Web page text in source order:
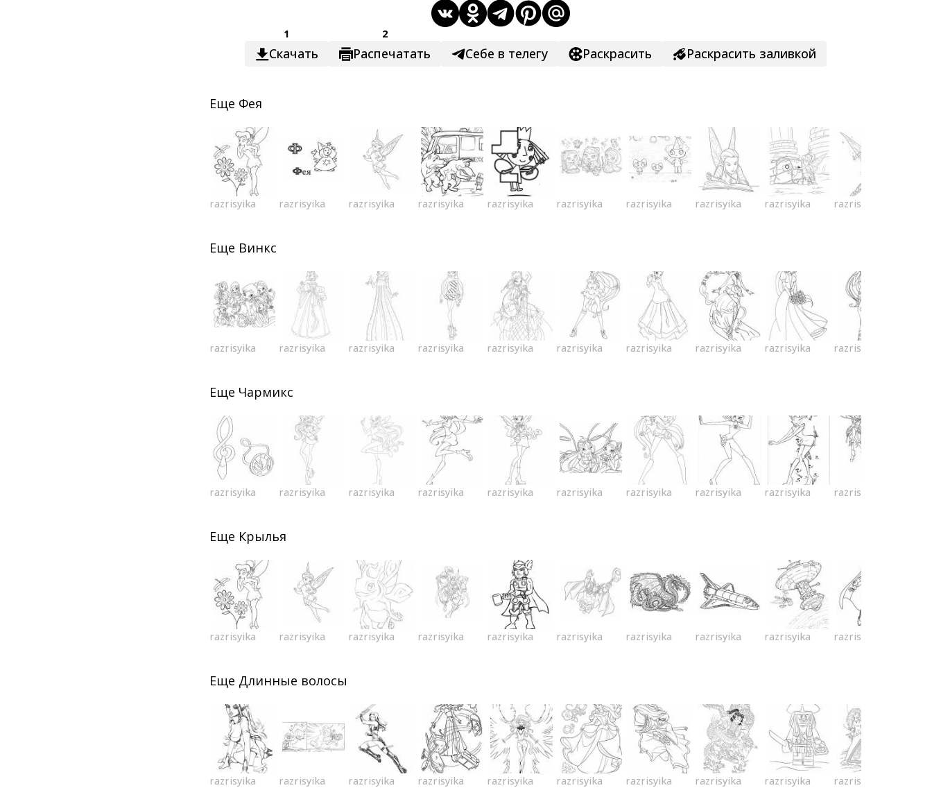
1
Скачать
2
Распечатать Себе в телегу Раскрасить Раскрасить заливкой
Еще Фея
razrisyika razrisyika razrisyika razrisyika razrisyika razrisyika razrisyika razrisyika razrisyika razrisyika
Еще Винкс
razrisyika razrisyika razrisyika razrisyika razrisyika razrisyika razrisyika razrisyika razrisyika razrisyika
Еще Чармикс
razrisyika razrisyika razrisyika razrisyika razrisyika razrisyika razrisyika razrisyika razrisyika razrisyika
Еще Крылья
razrisyika razrisyika razrisyika razrisyika razrisyika razrisyika razrisyika razrisyika razrisyika razrisyika
Еще Длинные волосы
razrisyika razrisyika razrisyika razrisyika razrisyika razrisyika razrisyika razrisyika razrisyika razrisyika